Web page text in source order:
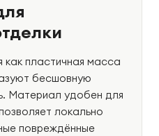
пластичная масса
бесшовную
Материал удобен для
локально
повреждённые